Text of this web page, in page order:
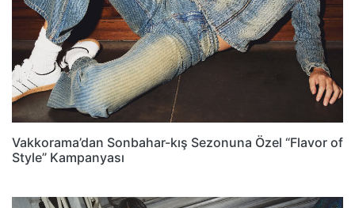
Vakkorama’dan Sonbahar-kış Sezonuna Özel “Flavor of
Style” Kampanyası